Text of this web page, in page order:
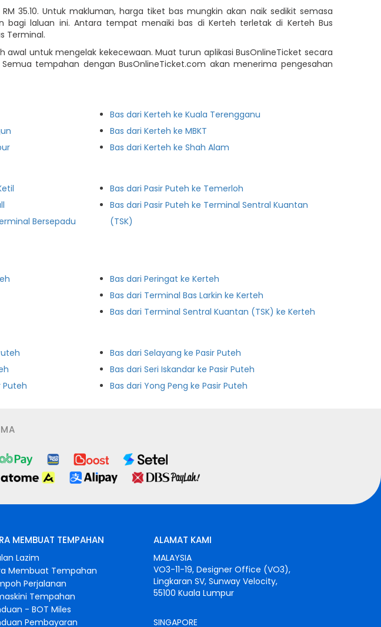
35.10. Untuk makluman, harga tiket bas mungkin akan naik sedikit semasa
laluan ini. Antara tempat menaiki bas di Kerteh terletak di Kerteh Bus
Terminal.
untuk mengelak kekecewaan. Muat turun aplikasi BusOnlineTicket secara
tempahan dengan BusOnlineTicket.com akan menerima pengesahan
Bas dari Kerteh ke Kuala Terengganu
Bas dari Kerteh ke MBKT
Bas dari Kerteh ke Shah Alam
Bersepadu
Bas dari Pasir Puteh ke Temerloh
Bas dari Pasir Puteh ke Terminal Sentral Kuantan
(TSK)
Bas dari Peringat ke Kerteh
Bas dari Terminal Bas Larkin ke Kerteh
Bas dari Terminal Sentral Kuantan (TSK) ke Kerteh
Puteh
Bas dari Selayang ke Pasir Puteh
Bas dari Seri Iskandar ke Pasir Puteh
Bas dari Yong Peng ke Pasir Puteh
MEMBUAT TEMPAHAN
Lazim
Membuat Tempahan
Perjalanan
Tempahan
- BOT Miles
Pembayaran
ALAMAT KAMI
MALAYSIA
VO3-11-19, Designer Office (VO3),
Lingkaran SV, Sunway Velocity,
55100 Kuala Lumpur
SINGAPORE